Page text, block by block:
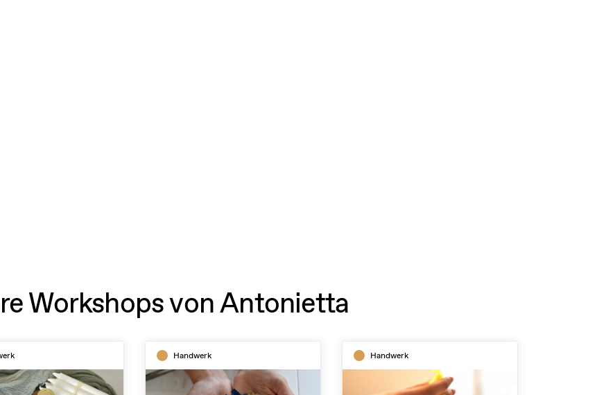
Workshops von Antonietta
Handwerk Handwerk